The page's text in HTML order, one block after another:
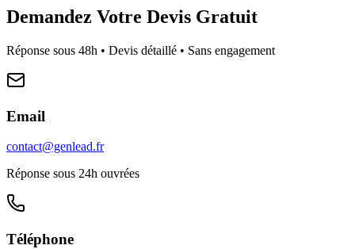
Demandez Votre Devis Gratuit
Réponse sous 48h • Devis détaillé • Sans engagement
Email
contact@genlead.fr
Réponse sous 24h ouvrées
Téléphone